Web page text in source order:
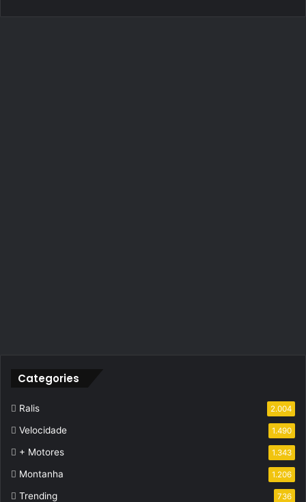
Categories
Ralis 2.004
Velocidade 1.490
+ Motores 1.343
Montanha 1.206
Trending 736